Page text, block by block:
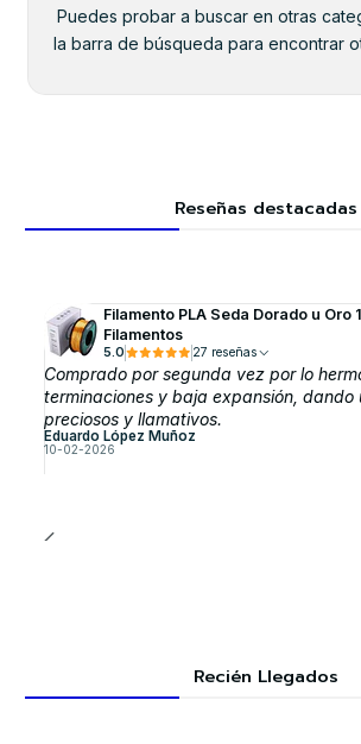
Puedes probar a buscar en otras
la barra de búsqueda para encontrar
Reseñas destacadas
Filamento PLA Seda Dorado u Oro
Filamentos
5.0 27 reseñas
Comprado por segunda vez por lo
terminaciones y baja expansión, dando
preciosos y llamativos.
Eduardo López Muñoz
10-02-2026
Recién Llegados